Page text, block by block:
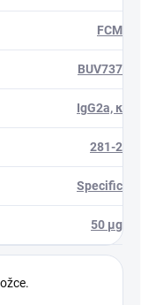
FCM
BUV737
IgG2a, κ
281-2
Specific
50 µg